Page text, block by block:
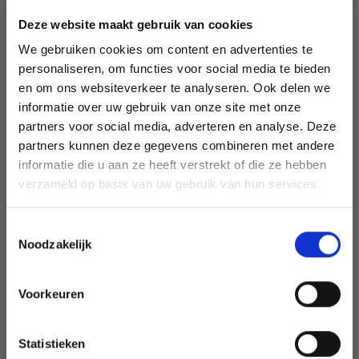
Deze website maakt gebruik van cookies
We gebruiken cookies om content en advertenties te
personaliseren, om functies voor social media te bieden
en om ons websiteverkeer te analyseren. Ook delen we
informatie over uw gebruik van onze site met onze
partners voor social media, adverteren en analyse. Deze
partners kunnen deze gegevens combineren met andere
informatie die u aan ze heeft verstrekt of die ze hebben
verzameld op basis van uw gebruik van hun services.
Noodzakelijk
Voorkeuren
Statistieken
Motif DROPS : Modèle cm-100.
Groupe de fils B.
-------------------------------------------------- -----
BUT:
De bout en bout : env. 10cm.
MATÉRIAUX:
DROPS COTTON MERINO de Garnstudio (appartient au
groupe de fils B)
couleur 01, nature.
CROCHET FIXE :
18 m de barre en largeur et 9 rangs en hauteur = 10 x 10
Le numéro d'aiguille est à titre indicatif seulement. Si vous
Économisez jusqu'à 50 %
Soyez le premier à connaître nos soldes et